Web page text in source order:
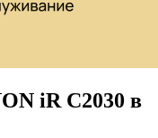
iR C2030 в